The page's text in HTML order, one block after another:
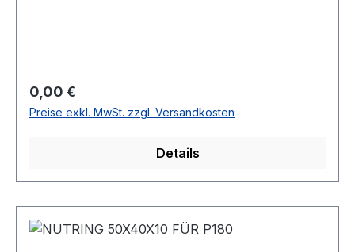
Regulärer Preis:
0,00 €
Preise exkl. MwSt. zzgl. Versandkosten
Details